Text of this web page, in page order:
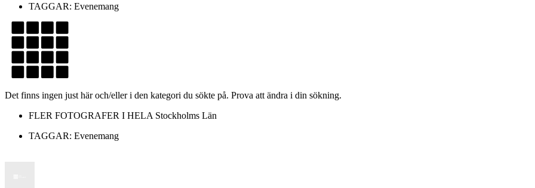
TAGGAR: Evenemang
Det finns ingen just här och/eller i den kategori du sökte på. Prova att ändra i din sökning.
FLER FOTOGRAFER I HELA Stockholms Län
TAGGAR: Evenemang